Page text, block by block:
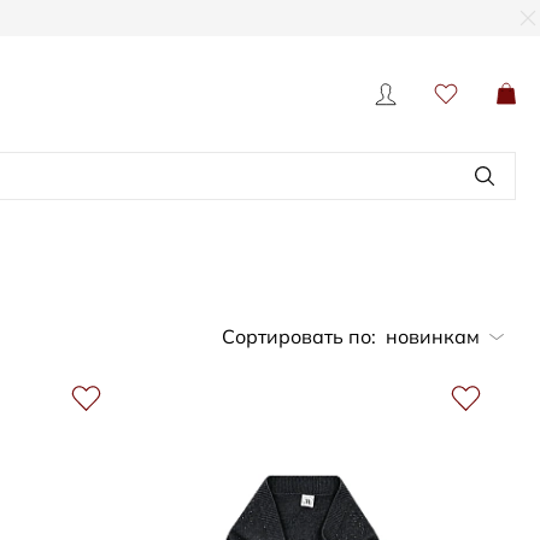
Сортировать по: новинкам